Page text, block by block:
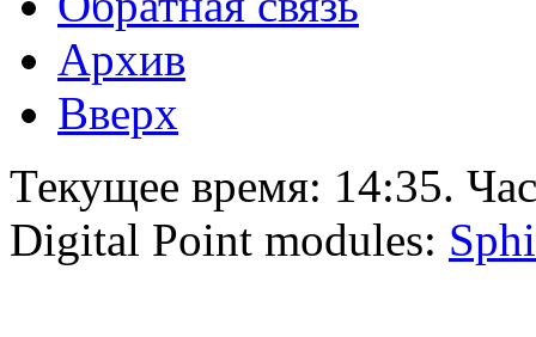
Архив
Вверх
Текущее время: 14:35.
Digital Point modules: